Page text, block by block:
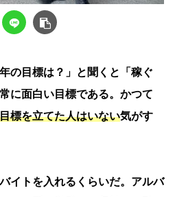
の目標は？」と聞くと「稼ぐ
に面白い目標である。かつて
標を立てた人はいない気がす
イトを入れるくらいだ。アルバ